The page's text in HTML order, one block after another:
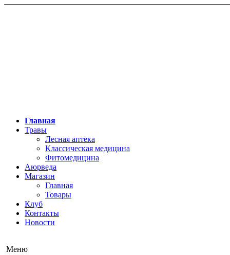
Главная
Травы
Лесная аптека
Классическая медицина
Фитомедицина
Аюрведа
Магазин
Главная
Товары
Клуб
Контакты
Новости
Меню